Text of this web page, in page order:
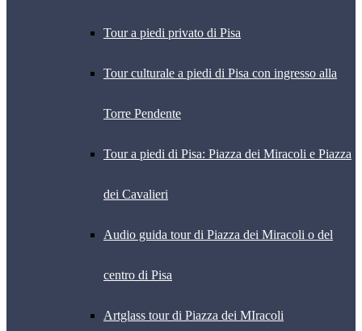
Tour a piedi privato di Pisa
Tour culturale a piedi di Pisa con ingresso alla
Torre Pendente
Tour a piedi di Pisa: Piazza dei Miracoli e Piazza
dei Cavalieri
Audio guida tour di Piazza dei Miracoli o del
centro di Pisa
Artglass tour di Piazza dei MIracoli